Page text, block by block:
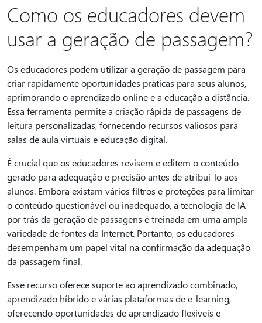
Como os educadores devem
usar a geração de passagem?
Os educadores podem utilizar a geração de passagem para
criar rapidamente oportunidades práticas para seus alunos,
aprimorando o aprendizado online e a educação a distância.
Essa ferramenta permite a criação rápida de passagens de
leitura personalizadas, fornecendo recursos valiosos para
salas de aula virtuais e educação digital.
É crucial que os educadores revisem e editem o conteúdo
gerado para adequação e precisão antes de atribuí-lo aos
alunos. Embora existam vários filtros e proteções para limitar
o conteúdo questionável ou inadequado, a tecnologia de IA
por trás da geração de passagens é treinada em uma ampla
variedade de fontes da Internet. Portanto, os educadores
desempenham um papel vital na confirmação da adequação
da passagem final.
Esse recurso oferece suporte ao aprendizado combinado,
aprendizado híbrido e várias plataformas de e-learning,
oferecendo oportunidades de aprendizado flexíveis e